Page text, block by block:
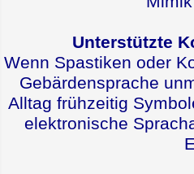
Unterstützte
Wenn Spastiken oder
Gebärdensprache
Alltag frühzeitig
elektronische